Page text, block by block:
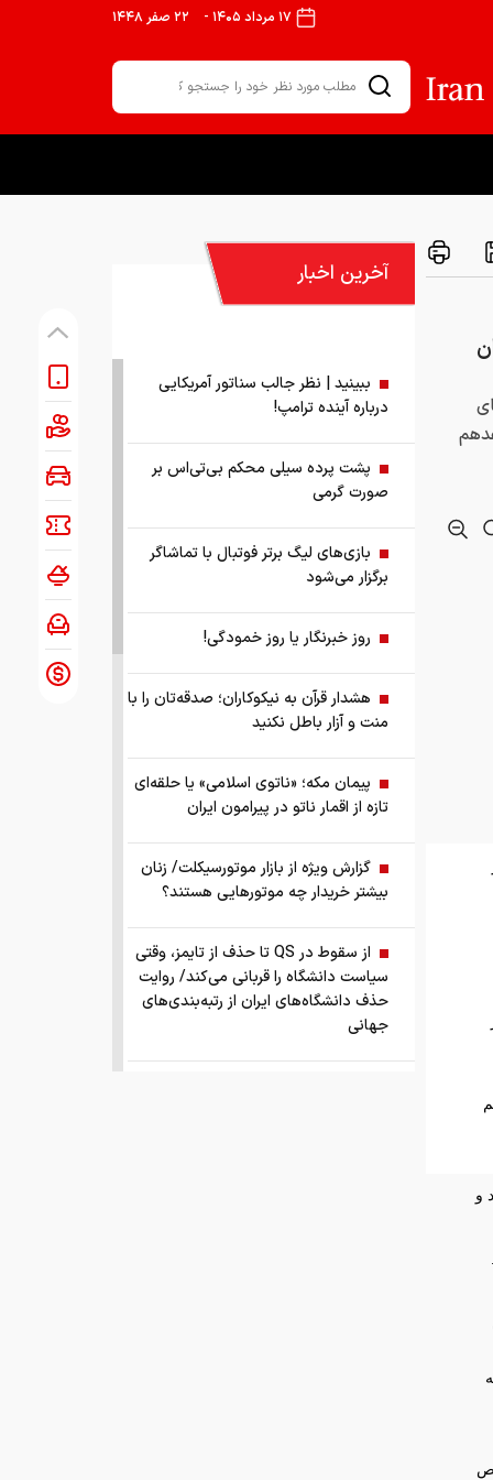
۱۷ مرداد ۱۴۰۵ - ۲۲ صفر ۱۴۴۸
به ترتیب 12 درصد و
شاخص
آخرین اخبار
ببینید | نظر جالب سناتور آمریکایی
درباره آینده ترامپ!
پشت پرده سیلی محکم بی‌تی‌اس بر
صورت گرمی
بازی‌های لیگ برتر فوتبال با تماشاگر
برگزار می‌شود
روز خبرنگار یا روز خمودگی!
هشدار قرآن به نیکوکاران؛ صدقه‌تان را با
منت و آزار باطل نکنید
پیمان مکه؛ «ناتوی اسلامی» یا حلقه‌ای
تازه از اقمار ناتو در پیرامون ایران
گزارش ویژه از بازار موتورسیکلت/ زنان
بیشتر خریدار چه موتورهایی هستند؟
از سقوط در QS تا حذف از تایمز، وقتی
سیاست دانشگاه را قربانی می‌کند/ روایت
حذف دانشگاه‌های ایران از رتبه‌بندی‌های
جهانی